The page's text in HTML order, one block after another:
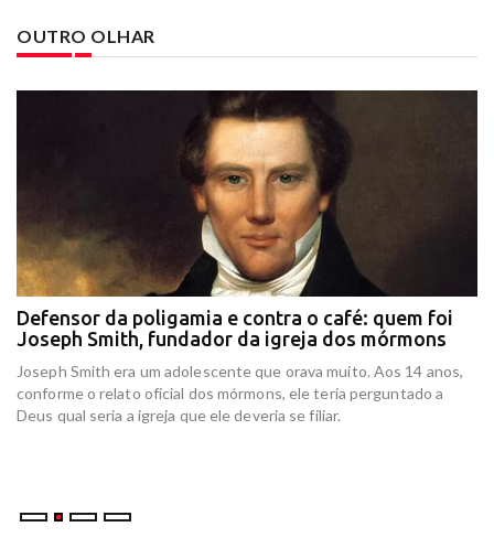
OUTRO OLHAR
Defensor da poligamia e contra o café: quem foi
Joseph Smith, fundador da igreja dos mórmons
Joseph Smith era um adolescente que orava muito. Aos 14 anos,
conforme o relato oficial dos mórmons, ele teria perguntado a
Deus qual seria a igreja que ele deveria se filiar.